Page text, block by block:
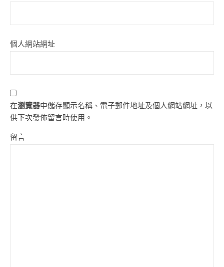
個人網站網址
在瀏覽器中儲存顯示名稱、電子郵件地址及個人網站網址，以
供下次發佈留言時使用。
留言